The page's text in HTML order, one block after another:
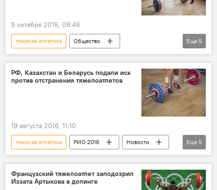
5 октября 2016, 08:46
тяжелая атлетика
Общество
Кыргызстан
спорт
Бишкек
Каныбек Осмоналиев
турнир
приз
Еще 5
РФ, Казахстан и Беларусь подали иск
против отстранения тяжелоатлетов
19 августа 2016, 11:10
тяжелая атлетика РИО 2016
Новости
Новости РИО-2016
спорт
В мире
Олимпийские игры в Бразилии
Спортивный арбитражный суд (CAS)
Еще 5
Французский тяжелоатлет заподозрил
Иззата Артыкова в допинге